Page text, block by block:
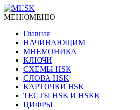
МЕНЮМЕНЮ
Главная
НАЧИНАЮЩИМ
МНЕМОНИКА
КЛЮЧИ
СХЕМЫ HSK
СЛОВА HSK
КАРТОЧКИ HSK
ТЕСТЫ HSK И HSKK
ЦИФРЫ